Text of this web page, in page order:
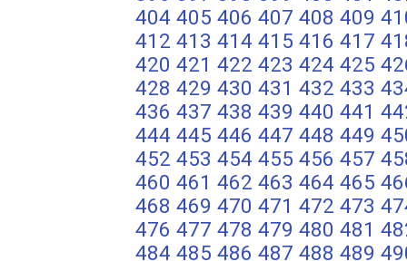
404 405 406 407 408 409
412 413 414 415 416 417
420 421 422 423 424 425
428 429 430 431 432 433
436 437 438 439 440 441
444 445 446 447 448 449
452 453 454 455 456 457
460 461 462 463 464 465
468 469 470 471 472 473
476 477 478 479 480 481
484 485 486 487 488 489